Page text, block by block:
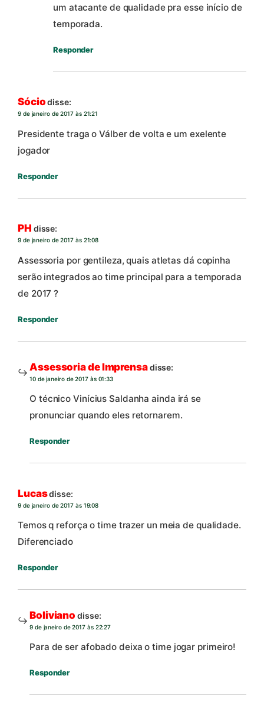
um atacante de qualidade pra esse início de
temporada.
Responder
Sócio disse:
9 de janeiro de 2017 às 21:21
Presidente traga o Válber de volta e um exelente
jogador
Responder
PH disse:
9 de janeiro de 2017 às 21:08
Assessoria por gentileza, quais atletas dá copinha
serão integrados ao time principal para a temporada
de 2017 ?
Responder
Assessoria de Imprensadisse:
10 de janeiro de 2017 às 01:33
O técnico Vinícius Saldanha ainda irá se
pronunciar quando eles retornarem.
Responder
Lucasdisse:
9 de janeiro de 2017 às 19:08
Temos q reforça o time trazer un meia de qualidade.
Diferenciado
Responder
Boliviano disse:
9 de janeiro de 2017 às 22:27
Para de ser afobado deixa o time jogar primeiro!
Responder